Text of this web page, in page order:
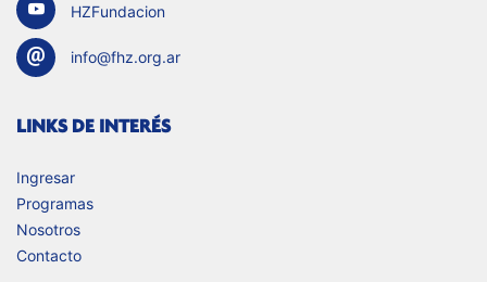
HZFundacion
info@fhz.org.ar
LINKS DE INTERÉS
Ingresar
Programas
Nosotros
Contacto